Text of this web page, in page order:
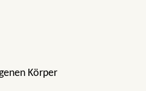
Körper